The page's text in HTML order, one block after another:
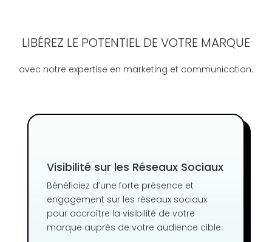
LIBÉREZ LE POTENTIEL DE VOTRE MARQUE
avec notre expertise en marketing et communication.
Visibilité sur les Réseaux Sociaux
Bénéficiez d’une forte présence et
engagement sur les réseaux sociaux
pour accroître la visibilité de votre
marque auprès de votre audience cible.